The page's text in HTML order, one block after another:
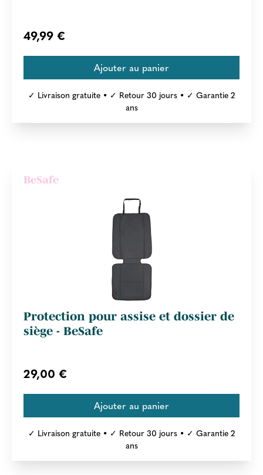
49,99 €
✓ Livraison gratuite • ✓ Retour 30 jours • ✓ Garantie 2
ans
BeSafe
Protection pour assise et dossier de
siège - BeSafe
29,00 €
✓ Livraison gratuite • ✓ Retour 30 jours • ✓ Garantie 2
ans